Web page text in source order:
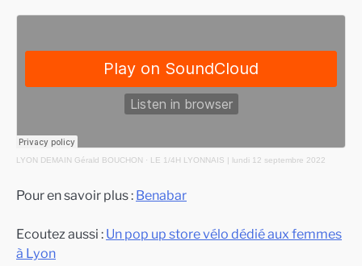
LYON DEMAIN Gérald BOUCHON · LE 1/4H LYONNAIS | lundi 12 septembre 2022
Pour en savoir plus : Benabar
Ecoutez aussi : Un pop up store vélo dédié aux femmes
à Lyon